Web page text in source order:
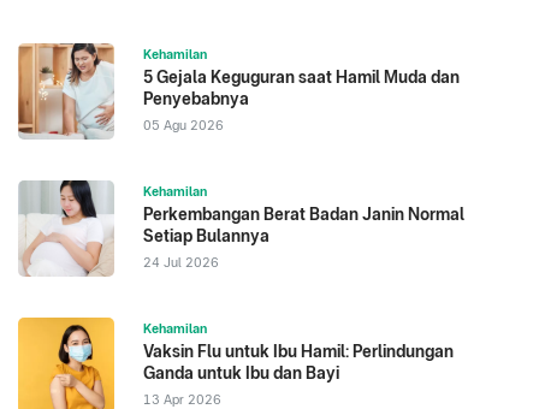
Kehamilan
5 Gejala Keguguran saat Hamil Muda dan
Penyebabnya
05 Agu 2026
Kehamilan
Perkembangan Berat Badan Janin Normal
Setiap Bulannya
24 Jul 2026
Kehamilan
Vaksin Flu untuk Ibu Hamil: Perlindungan
Ganda untuk Ibu dan Bayi
13 Apr 2026